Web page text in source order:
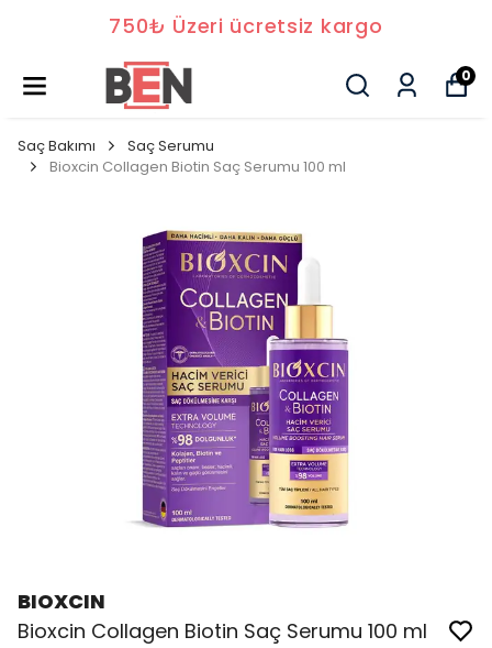
750₺ Üzeri ücretsiz kargo
0
Saç Bakımı
Saç Serumu
Bioxcin Collagen Biotin Saç Serumu 100 ml
BIOXCIN
Bioxcin Collagen Biotin Saç Serumu 100 ml